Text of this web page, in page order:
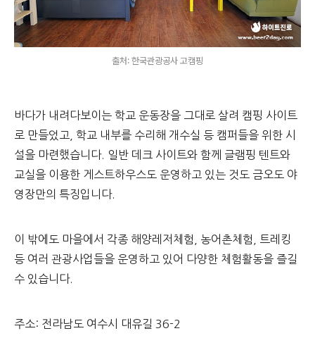
출처: 한국관광공사 고캠핑
바다가 내려다보이는 학교 운동장을 그대로 살려 캠핑 사이트
로 만들었고, 학교 내부를 수리해 개수실 등 캠퍼들을 위한 시
설을 마련했습니다. 일반 데크 사이트와 함께 글램핑 텐트와
교실을 이용한 게스트하우스도 운영하고 있는 것도 금오도 야
영장만의 특징입니다.
이 밖에도 마을에서 각종 해양레저체험, 농어촌체험, 트레킹
등 여러 관광사업들을 운영하고 있어 다양한 체험활동을 즐길
수 있습니다.
주소: 전라남도 여수시 대유길 36-2